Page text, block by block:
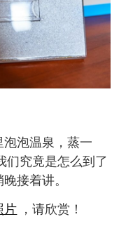
泡温泉，蒸一
们究竟是怎么到了
接着讲。
片 ，请欣赏！